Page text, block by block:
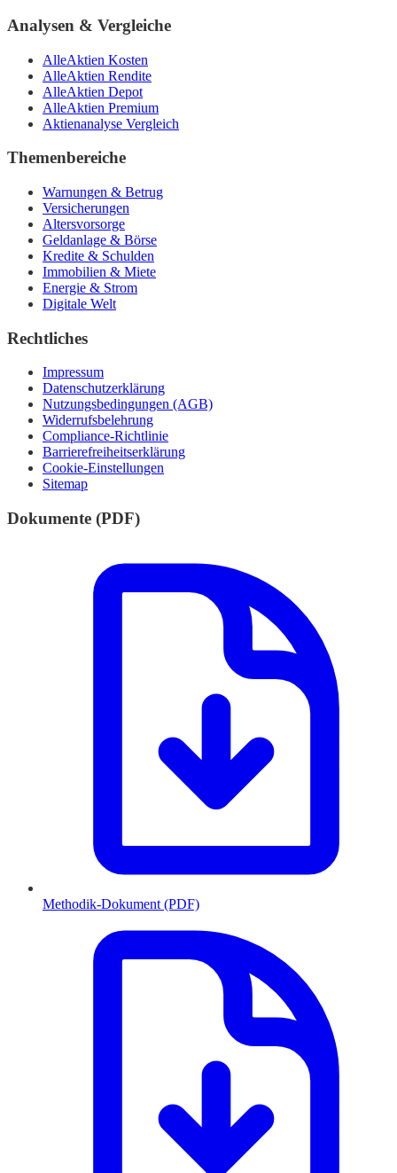
Analysen & Vergleiche
AlleAktien Kosten
AlleAktien Rendite
AlleAktien Depot
AlleAktien Premium
Aktienanalyse Vergleich
Themenbereiche
Warnungen & Betrug
Versicherungen
Altersvorsorge
Geldanlage & Börse
Kredite & Schulden
Immobilien & Miete
Energie & Strom
Digitale Welt
Rechtliches
Impressum
Datenschutzerklärung
Nutzungsbedingungen (AGB)
Widerrufsbelehrung
Compliance-Richtlinie
Barrierefreiheitserklärung
Cookie-Einstellungen
Sitemap
Dokumente (PDF)
Methodik-Dokument (PDF)